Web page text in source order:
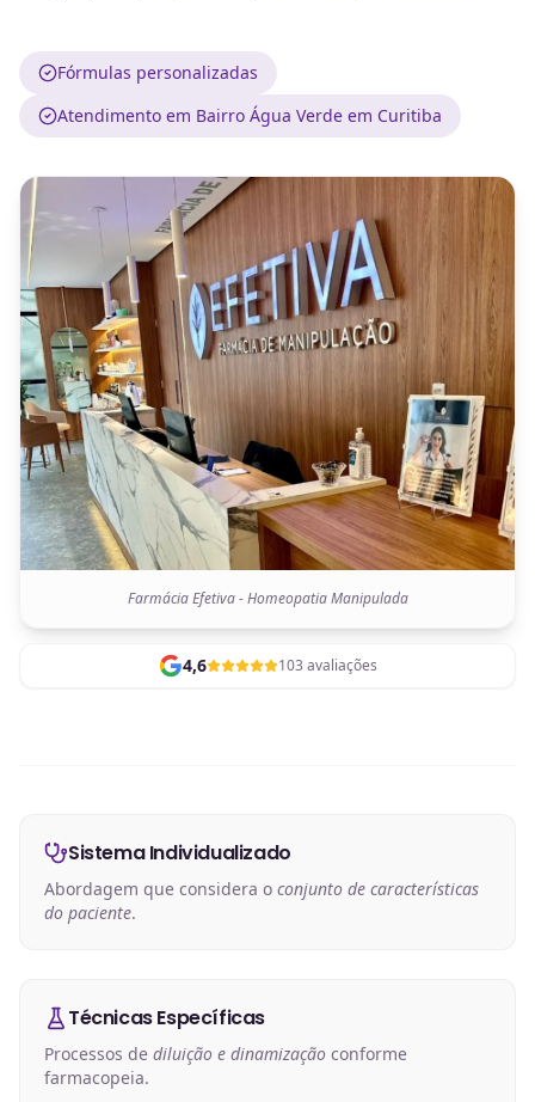
Fórmulas personalizadas
Atendimento em Bairro Água Verde em Curitiba
Farmácia Efetiva - Homeopatia Manipulada
4,6 103 avaliações
Sistema Individualizado
Abordagem que considera o conjunto de características
do paciente.
Técnicas Específicas
Processos de diluição e dinamização conforme
farmacopeia.